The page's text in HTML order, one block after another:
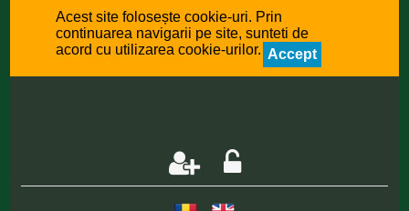
Acest site folosește cookie-uri. Prin
continuarea navigarii pe site, sunteti de
acord cu utilizarea cookie-urilor. Accept